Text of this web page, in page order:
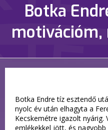
Botka
Botka Endre tíz esztendő
nyolc év után elhagyta a
Kecskemétre igazolt nyárig.
emlékekkel jött, és